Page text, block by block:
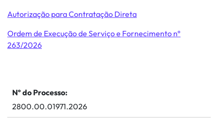
Autorização para Contratação Direta
Ordem de Execução de Serviço e Fornecimento nº
263/2026
Nº do Processo:
2800.00.01971.2026